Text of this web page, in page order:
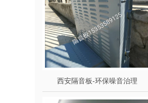
西安隔音板-环保噪音治理